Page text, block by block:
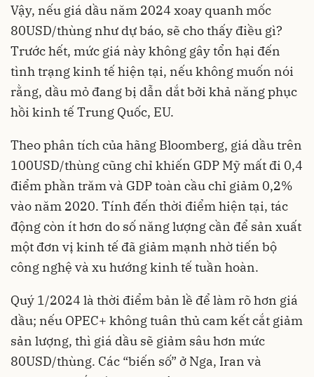
Vậy, nếu giá dầu năm 2024 xoay quanh mốc
80USD/thùng như dự báo, sẽ cho thấy điều gì?
Trước hết, mức giá này không gây tổn hại đến
tình trạng kinh tế hiện tại, nếu không muốn nói
rằng, dầu mỏ đang bị dẫn dắt bởi khả năng phục
hồi kinh tế Trung Quốc, EU.
Theo phân tích của hãng Bloomberg, giá dầu trên
100USD/thùng cũng chỉ khiến GDP Mỹ mất đi 0,4
điểm phần trăm và GDP toàn cầu chỉ giảm 0,2%
vào năm 2020. Tính đến thời điểm hiện tại, tác
động còn ít hơn do số năng lượng cần để sản xuất
một đơn vị kinh tế đã giảm mạnh nhờ tiến bộ
công nghệ và xu hướng kinh tế tuần hoàn.
Quý 1/2024 là thời điểm bản lề để làm rõ hơn giá
dầu; nếu OPEC+ không tuân thủ cam kết cắt giảm
sản lượng, thì giá dầu sẽ giảm sâu hơn mức
80USD/thùng. Các “biến số” ở Nga, Iran và